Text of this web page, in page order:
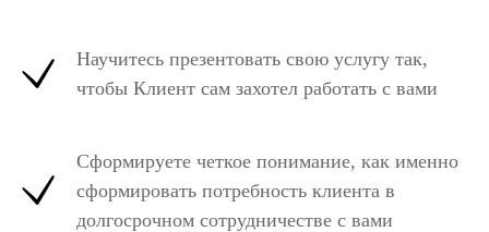
Научитесь презентовать свою услугу так,
чтобы Клиент сам захотел работать с вами
Сформируете четкое понимание, как именно
сформировать потребность клиента в
долгосрочном сотрудничестве с вами